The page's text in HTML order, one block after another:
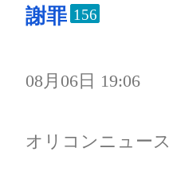
謝罪 156
08月06日 19:06
オリコンニュース